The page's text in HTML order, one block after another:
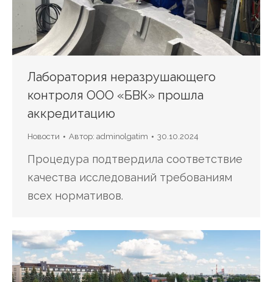
Лаборатория неразрушающего
контроля ООО «БВК» прошла
аккредитацию
Новости Автор: adminolgatim 30.10.2024
Процедура подтвердила соответствие
качества исследований требованиям
всех нормативов.